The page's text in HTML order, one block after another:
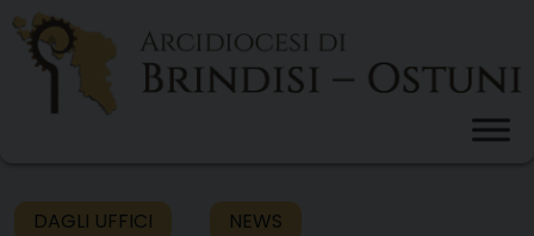
Skip
content
DAGLI UFFICI
NEWS